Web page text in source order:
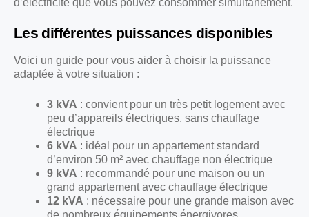
d’électricité que vous pouvez consommer simultanément.
Les différentes puissances disponibles
Voici un guide pour vous aider à choisir la puissance
adaptée à votre situation :
3 kVA : convient pour un très petit logement avec
peu d’appareils électriques, sans chauffage
électrique
6 kVA : idéal pour un appartement standard
d’environ 50 m² avec chauffage non électrique
9 kVA : recommandé pour une maison ou un
grand appartement avec chauffage électrique
12 kVA : nécessaire pour une grande maison avec